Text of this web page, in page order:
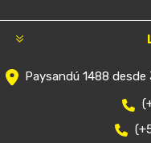
Paysandú 1488